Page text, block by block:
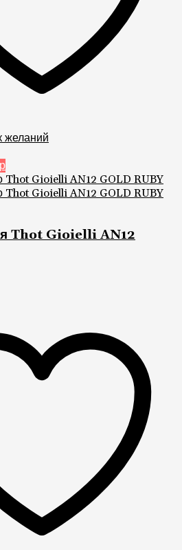
желаний
Thot Gioielli AN12